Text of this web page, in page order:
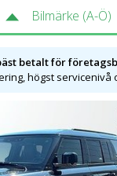
Bilmärke (A-Ö)
betalt för
högst